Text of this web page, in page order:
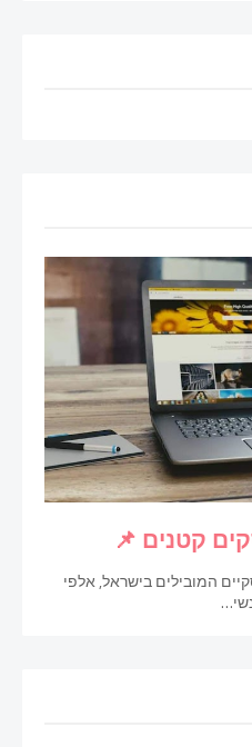
קטנים 📌
המובילים בישראל, אלפי